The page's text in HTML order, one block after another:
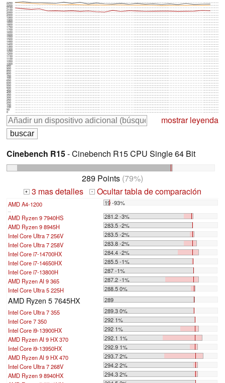
0
50
100
150
200
250
300
350
400
450
500
550
600
650
700
750
800
850
900
950
1000
1050
1100
1150
1200
1250
1300
1350
1400
1450
1500
1550
1600
1650
1700
1750
1800
1850
1900
1950
2000
2050
2100
2150
2200
2250
mostrar leyenda
Cinebench R15- Cinebench R15 CPU Single 64 Bit
289 Points (79%)
+ 3 mas detalles - Ocultar tabla de comparación
AMD A4-1200 19 -93%
AMD Ryzen 9 7940HS
281.2 -3%
AMD Ryzen 9 8945H
283.5 -2%
Intel Core Ultra 7 256V
283.5 -2%
Intel Core Ultra 7 258V
283.8 -2%
Intel Core i7-14700HX
284.4 -2%
Intel Core i7-14650HX
285.5 -1%
Intel Core i7-13800H
287 -1%
AMD Ryzen AI 9 365
287.2 -1%
Intel Core Ultra 5 225H
288.5 0%
AMD Ryzen 5 7645HX
289
Intel Core Ultra 7 355
289.3 0%
Intel Core 7 350
292 1%
Intel Core i9-13900HX
292 1%
AMD Ryzen AI 9 HX 370
292.1 1%
Intel Core i9-13950HX
292.9 1%
AMD Ryzen AI 9 HX 470
293.7 2%
Intel Core Ultra 7 268V
294.2 2%
AMD Ryzen 9 8940HX
294.3 2%